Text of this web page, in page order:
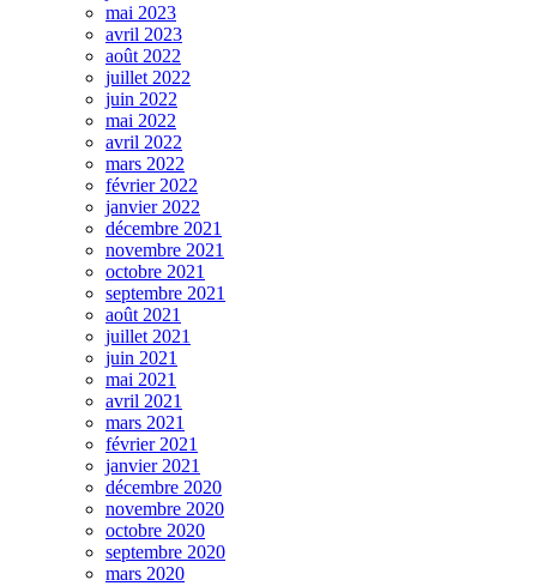
mai 2023
avril 2023
août 2022
juillet 2022
juin 2022
mai 2022
avril 2022
mars 2022
février 2022
janvier 2022
décembre 2021
novembre 2021
octobre 2021
septembre 2021
août 2021
juillet 2021
juin 2021
mai 2021
avril 2021
mars 2021
février 2021
janvier 2021
décembre 2020
novembre 2020
octobre 2020
septembre 2020
mars 2020